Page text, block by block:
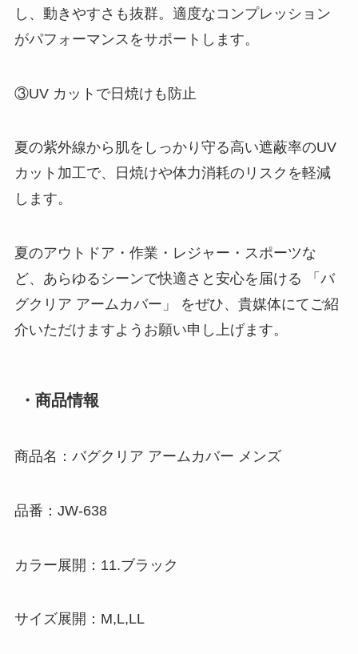
し、動きやすさも抜群。適度なコンプレッション
がパフォーマンスをサポートします。
③UV カットで日焼けも防止
夏の紫外線から肌をしっかり守る高い遮蔽率のUV
カット加工で、日焼けや体力消耗のリスクを軽減
します。
夏のアウトドア・作業・レジャー・スポーツな
ど、あらゆるシーンで快適さと安心を届ける 「バ
グクリア アームカバー」 をぜひ、貴媒体にてご紹
介いただけますようお願い申し上げます。
・商品情報
商品名：バグクリア アームカバー メンズ
品番：JW-638
カラー展開：11.ブラック
サイズ展開：M,L,LL